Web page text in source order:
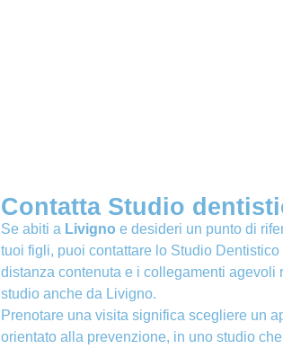
Contatta Studio
Se abiti a Livigno e desideri un punto di
tuoi figli, puoi contattare lo Studio
distanza contenuta e i collegamenti
studio anche da Livigno.
Prenotare una visita significa scegliere un
orientato alla prevenzione, in uno studio